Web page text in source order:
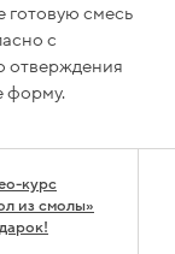
готовую смесь
с
отверждения
форму.
курс
из смолы»